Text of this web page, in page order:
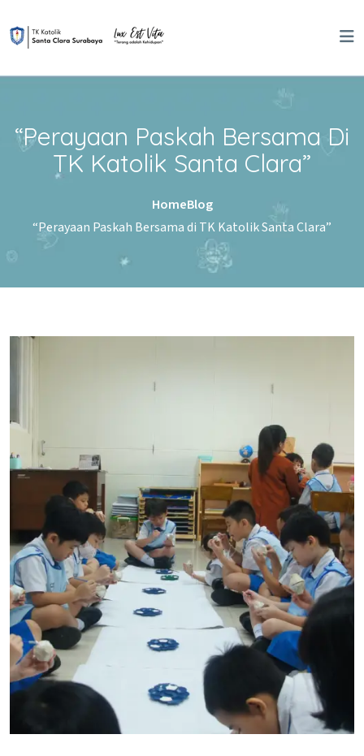
“Perayaan Paskah Bersama Di
TK Katolik Santa Clara”
HomeBlog
“Perayaan Paskah Bersama di TK Katolik Santa Clara”